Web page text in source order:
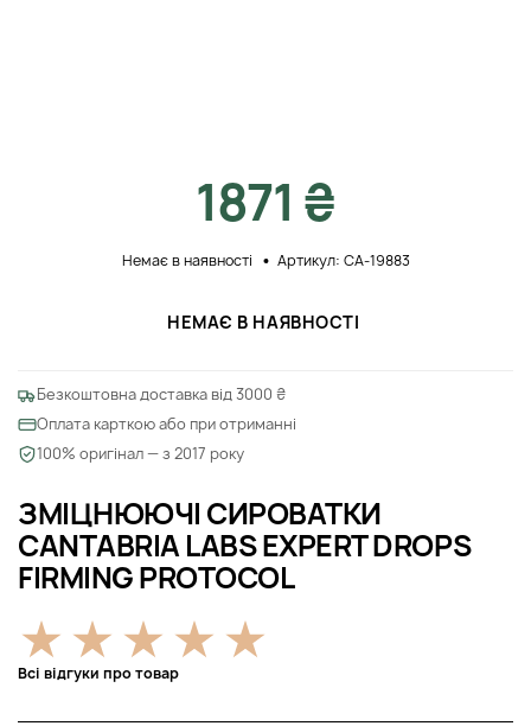
ЗМІЦНЮЮЧІ СИРОВАТКИ
CANTABRIA LABS EXPERT DROPS
FIRMING PROTOCOL
Всі відгуки про товар
1871 ₴
Немає в наявності Артикул: CA-19883
НЕМАЄ В НАЯВНОСТІ
Безкоштовна доставка від 3000 ₴
Оплата карткою або при отриманні
100% оригінал — з 2017 року